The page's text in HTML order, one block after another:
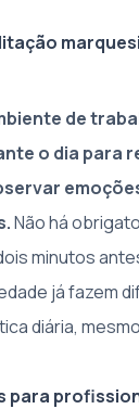
de
o dia para
Não há
minutos
já fazem
diária,
para